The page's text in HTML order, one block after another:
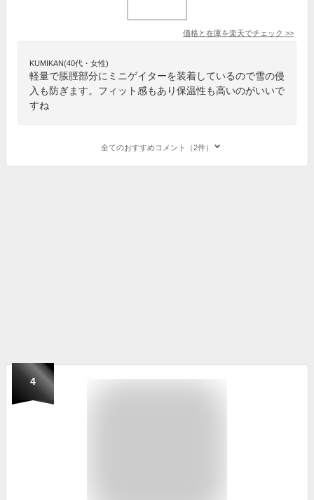
価格と在庫を楽天でチェック >>
KUMIKAN(40代・女性)
軽量で脹脛部分にミニゲイターを装着しているので雪の侵
入も防ぎます。フィット感もあり保温性も高いのがいいで
すね
全てのおすすめコメント（2件）
4